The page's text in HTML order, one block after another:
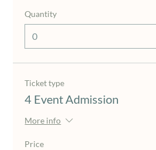
Quantity
Ticket type
4 Event Admission
More info
Price